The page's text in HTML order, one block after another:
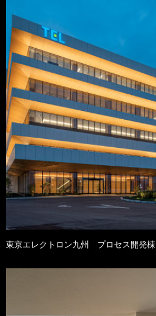
東京エレクトロン九州 プロセス開発棟